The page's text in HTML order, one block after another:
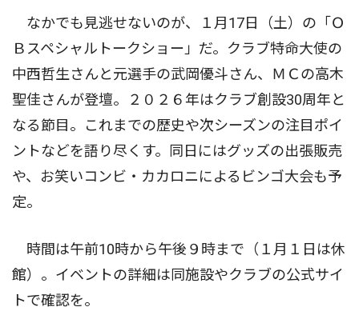
なかでも見逃せないのが、１月17日（土）の「Ｏ
Ｂスペシャルトークショー」だ。クラブ特命大使の
中西哲生さんと元選手の武岡優斗さん、ＭＣの高木
聖佳さんが登壇。２０２６年はクラブ創設30周年と
なる節目。これまでの歴史や次シーズンの注目ポイ
ントなどを語り尽くす。同日にはグッズの出張販売
や、お笑いコンビ・カカロニによるビンゴ大会も予
定。
時間は午前10時から午後９時まで（１月１日は休
館）。イベントの詳細は同施設やクラブの公式サイ
トで確認を。